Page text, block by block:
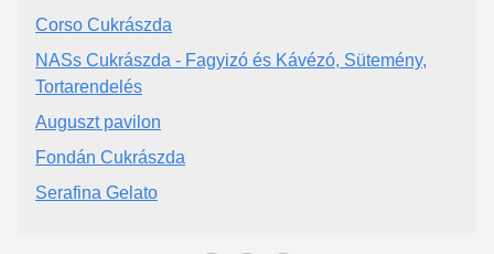
Corso Cukrászda
NASs Cukrászda - Fagyizó és Kávézó, Sütemény,
Tortarendelés
Auguszt pavilon
Fondán Cukrászda
Serafina Gelato